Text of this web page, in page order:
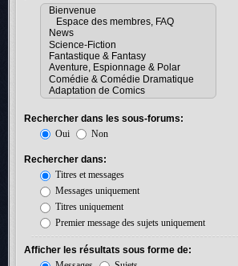
Rechercher dans les sous-forums:
Oui
Non
Rechercher dans:
Titres et messages
Messages uniquement
Titres uniquement
Premier message des sujets uniquement
Afficher les résultats sous forme de: